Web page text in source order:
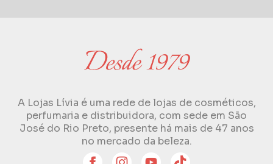
A Lojas Lívia é uma rede de lojas de cosméticos,
perfumaria e distribuidora, com sede em São
José do Rio Preto, presente há mais de 47 anos
no mercado da beleza.